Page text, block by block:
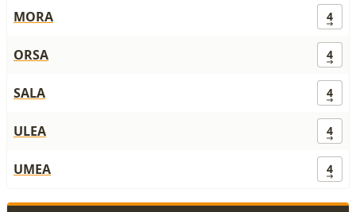
MORA 4
ORSA 4
SALA 4
ULEA 4
UMEA 4